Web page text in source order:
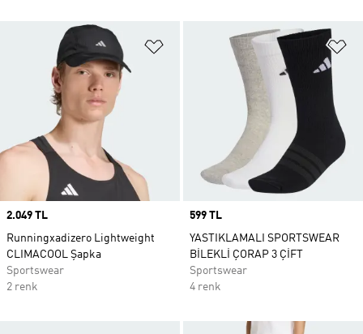
Favori Listesine Ekle
Price
2.049 TL
Runningxadizero Lightweight
CLIMACOOL Şapka
Sportswear
2 renk
Price
599 TL
YASTIKLAMALI SPORTSWEAR
BİLEKLİ ÇORAP 3 ÇİFT
Sportswear
4 renk